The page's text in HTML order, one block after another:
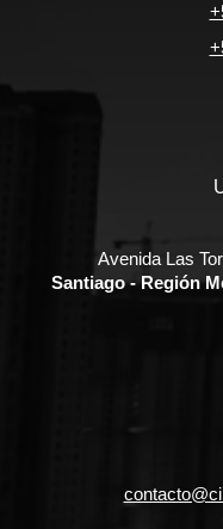
Avenida Las
Santiago - Región